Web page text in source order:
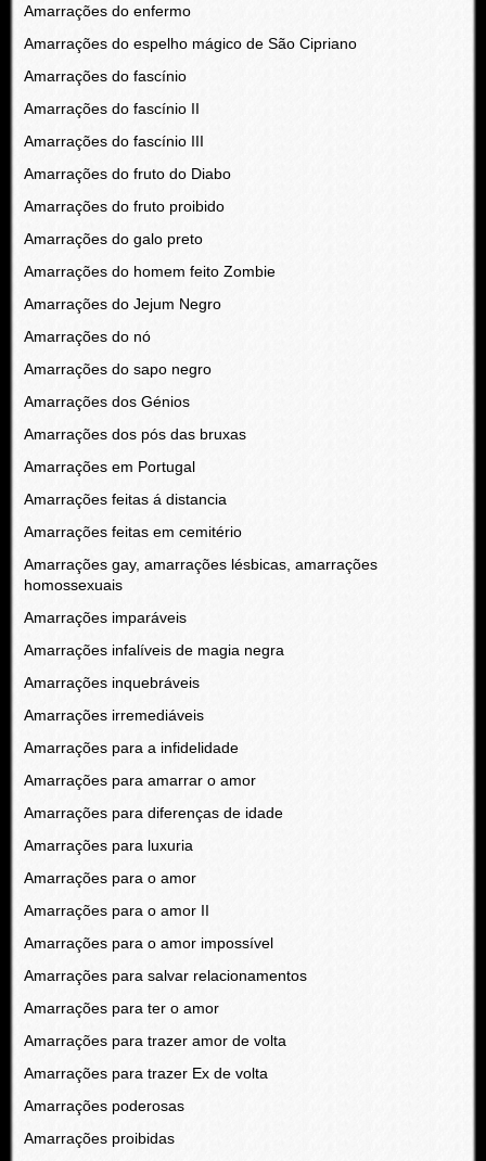
Amarrações do enfermo
Amarrações do espelho mágico de São Cipriano
Amarrações do fascínio
Amarrações do fascínio II
Amarrações do fascínio III
Amarrações do fruto do Diabo
Amarrações do fruto proibido
Amarrações do galo preto
Amarrações do homem feito Zombie
Amarrações do Jejum Negro
Amarrações do nó
Amarrações do sapo negro
Amarrações dos Génios
Amarrações dos pós das bruxas
Amarrações em Portugal
Amarrações feitas á distancia
Amarrações feitas em cemitério
Amarrações gay, amarrações lésbicas, amarrações
homossexuais
Amarrações imparáveis
Amarrações infalíveis de magia negra
Amarrações inquebráveis
Amarrações irremediáveis
Amarrações para a infidelidade
Amarrações para amarrar o amor
Amarrações para diferenças de idade
Amarrações para luxuria
Amarrações para o amor
Amarrações para o amor II
Amarrações para o amor impossível
Amarrações para salvar relacionamentos
Amarrações para ter o amor
Amarrações para trazer amor de volta
Amarrações para trazer Ex de volta
Amarrações poderosas
Amarrações proibidas